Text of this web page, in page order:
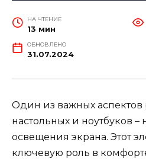
НА ЧТЕНИЕ
13 мин
ОБНОВЛЕНО
31.07.2024
Один из важных
настольных и ноутбуков –
освещения экрана. Этот
ключевую роль в